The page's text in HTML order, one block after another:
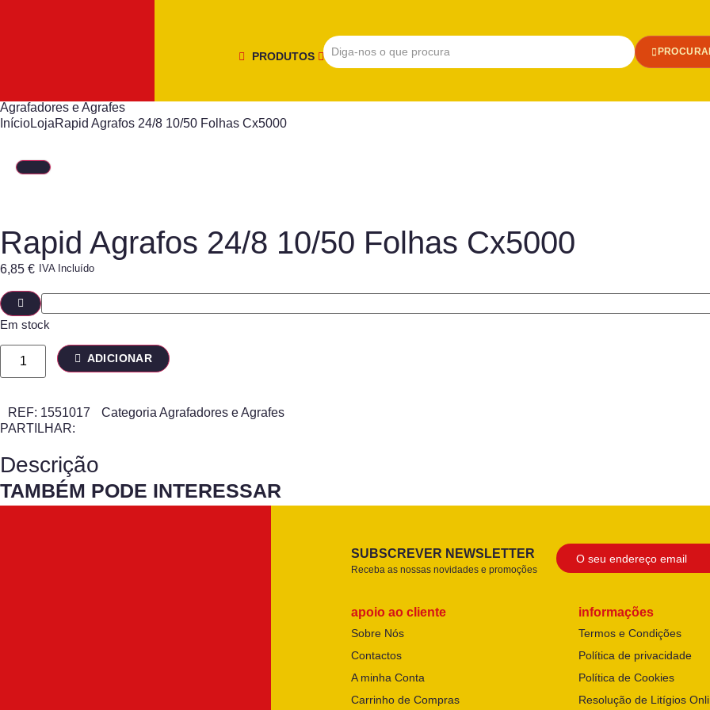
PRODUTOS
Agrafadores e Agrafes
InícioLojaRapid Agrafos 24/8 10/50 Folhas Cx5000
Rapid Agrafos 24/8 10/50 Folhas Cx5000
6,85 € IVA Incluído
Em stock
ADICIONAR
REF: 1551017 Categoria Agrafadores e Agrafes
PARTILHAR:
Descrição
TAMBÉM PODE INTERESSAR
SUBSCREVER NEWSLETTER
Receba as nossas novidades e promoções
apoio ao cliente
Sobre Nós
Contactos
A minha Conta
Carrinho de Compras
informações
Termos e Condições
Política de privacidade
Política de Cookies
Resolução de Litígios